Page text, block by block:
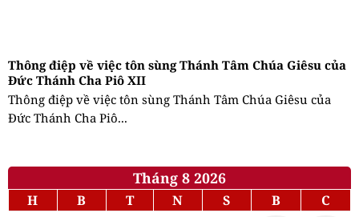
Thông điệp về việc tôn sùng Thánh Tâm Chúa Giêsu của
Đức Thánh Cha Piô XII
Thông điệp về việc tôn sùng Thánh Tâm Chúa Giêsu của
Đức Thánh Cha Piô...
Tháng 8 2026
H B T N S B
C